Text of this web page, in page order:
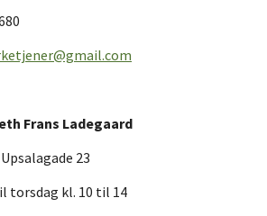
Frans Ladegaard
23
torsdag kl. 10 til 14